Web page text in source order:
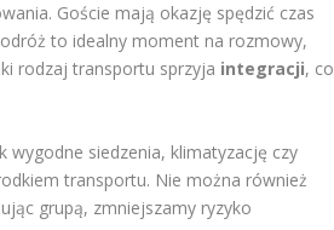
Goście mają okazję spędzić czas
to idealny moment na rozmowy,
rodzaj transportu sprzyja integracji, co
siedzenia, klimatyzację czy
transportu. Nie można również
grupą, zmniejszamy ryzyko